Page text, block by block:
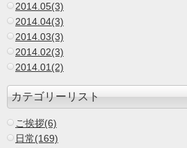
2014.05(3)
2014.04(3)
2014.03(3)
2014.02(3)
2014.01(2)
カテゴリーリスト
ご挨拶(6)
日常(169)